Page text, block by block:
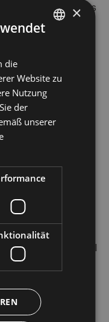
in die Welt des
sich
Treffpunkt mit
Hier erwarten
Welt,
und echte
Superbike 2025
Die Teilnehmerzahl
wird
×
die
Website zu
Nutzung
der
unserer